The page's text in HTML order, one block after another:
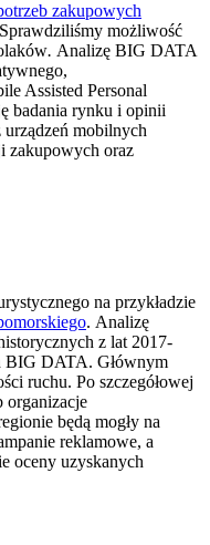
zakupowych
możliwość
. Analizę BIG DATA
Assisted Personal
badania rynku i opinii
mobilnych
zakupowych oraz
na przykładzie
. Analizę
z lat 2017-
BIG DATA. Głównym
ruchu. Po szczegółowej
organizacje
będą mogły na
reklamowe, a
oceny uzyskanych